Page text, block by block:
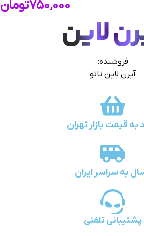
۷۵۰,۰۰۰تومان
فروشنده:
آیرن لاین تاتو
به قیمت بازار تهران
به سراسر ایران
پشتیبانی تلفنی